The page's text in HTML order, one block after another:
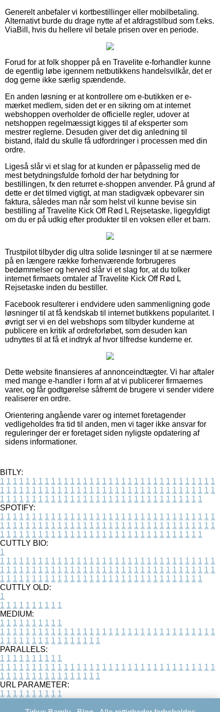
Generelt anbefaler vi kortbestillinger eller mobilbetaling.
Alternativt burde du drage nytte af et afdragstilbud som f.eks.
ViaBill, hvis du hellere vil betale prisen over en periode.
Forud for at folk shopper på en Travelite e-forhandler kunne
de egentlig løbe igennem netbutikkens handelsvilkår, det er
dog gerne ikke særlig spændende.
En anden løsning er at kontrollere om e-butikken er e-
mærket medlem, siden det er en sikring om at internet
webshoppen overholder de officielle regler, udover at
netshoppen regelmæssigt kigges til af eksperter som
mestrer reglerne. Desuden giver det dig anledning til
bistand, ifald du skulle få udfordringer i processen med din
ordre.
Ligeså slår vi et slag for at kunden er påpasselig med de
mest betydningsfulde forhold der har betydning for
bestillingen, fx den returret e-shoppen anvender. På grund af
dette er det tilmed vigtigt, at man stadigvæk opbevarer sin
faktura, således man når som helst vil kunne bevise sin
bestilling af Travelite Kick Off Rød L Rejsetaske, ligegyldigt
om du er på udkig efter produkter til en voksen eller et barn.
Trustpilot tilbyder dig ultra solide løsninger til at se nærmere
på en længere række forhenværende forbrugeres
bedømmelser og herved slår vi et slag for, at du tolker
internet firmaets omtaler af Travelite Kick Off Rød L
Rejsetaske inden du bestiller.
Facebook resulterer i endvidere uden sammenligning gode
løsninger til at få kendskab til internet butikkens popularitet. I
øvrigt ser vi en del webshops som tilbyder kunderne at
publicere en kritik af ordreforløbet, som desuden kan
udnyttes til at få et indtryk af hvor tilfredse kunderne er.
Dette website finansieres af annonceindtægter. Vi har aftaler
med mange e-handler i form af at vi publicerer firmaernes
varer, og får godtgørelse såfremt de brugere vi sender videre
realiserer en ordre.
Orientering angående varer og internet foretagender
vedligeholdes fra tid til anden, men vi tager ikke ansvar for
reguleringer der er foretaget siden nyligste opdatering af
sidens informationer.
BITLY:
1 1 1 1 1 1 1 1 1 1 1 1 1 1 1 1 1 1 1 1 1 1 1 1 1 1 1 1 1 1 1 1 1 1
1 1 1 1 1 1 1 1 1 1 1 1 1 1 1 1 1 1 1 1 1 1 1 1 1 1 1 1 1 1 1 1 1 1
1 1 1 1 1 1 1 1 1 1 1 1 1 1 1 1 1 1 1 1 1 1 1 1 1 1 1 1 1 1 1 1
SPOTIFY:
1 1 1 1 1 1 1 1 1 1 1 1 1 1 1 1 1 1 1 1 1 1 1 1 1 1 1 1 1 1 1 1 1 1
1 1 1 1 1 1 1 1 1 1 1 1 1 1 1 1 1 1 1 1 1 1 1 1 1 1 1 1 1 1 1 1 1 1
1 1 1 1 1 1 1 1 1 1 1 1 1 1 1 1 1 1 1 1 1 1 1 1 1 1 1 1 1 1 1 1
CUTTLY BIO:
1
1 1 1 1 1 1 1 1 1 1 1 1 1 1 1 1 1 1 1 1 1 1 1 1 1 1 1 1 1 1 1 1 1 1
1 1 1 1 1 1 1 1 1 1 1 1 1 1 1 1 1 1 1 1 1 1 1 1 1 1 1 1 1 1 1 1 1 1
1 1 1 1 1 1 1 1 1 1 1 1 1 1 1 1 1 1 1 1 1 1 1 1 1 1 1 1 1 1 1 1
CUTTLY OLD:
1
1 1 1 1 1 1 1 1 1 1
MEDIUM:
1 1 1 1 1 1 1 1 1 1
1 1 1 1 1 1 1 1 1 1 1 1 1 1 1 1 1 1 1 1 1 1 1 1 1 1 1 1 1 1 1 1 1 1
1 1 1 1 1 1 1 1 1 1 1 1 1 1 1 1
PARALLELS:
1 1 1 1 1 1 1 1 1 1
1 1 1 1 1 1 1 1 1 1 1 1 1 1 1 1 1 1 1 1 1 1 1 1 1 1 1 1 1 1 1 1 1 1
1 1 1 1 1 1 1 1 1 1 1 1 1 1 1 1
URL PARAMETER:
1 1 1 1 1 1 1 1 1 1